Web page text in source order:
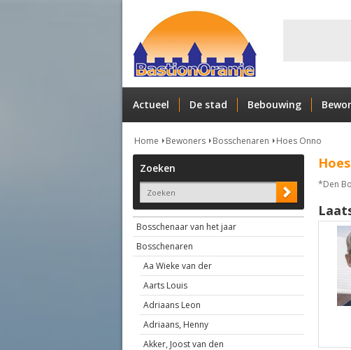
Actueel De stad Bebouwing
Home Bewoners Bosschenaren Hoes Onno
Zoeken
Bosschenaar van het jaar
Bosschenaren
Aa Wieke van der
Aarts Louis
Adriaans Leon
Adriaans, Henny
Akker, Joost van den
*Den